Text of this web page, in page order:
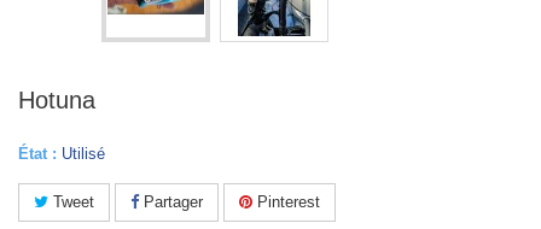
Hotuna
État : Utilisé
Tweet Partager Pinterest